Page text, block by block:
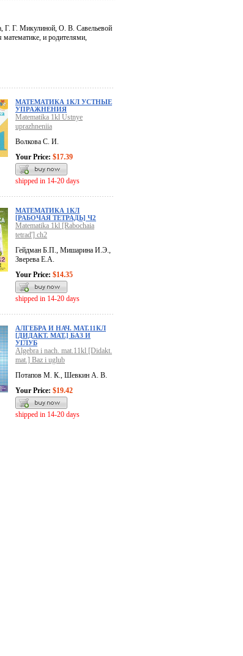
Г. Г. Микулиной, О. В. Савельевой
и родителями,
МАТЕМАТИКА 1КЛ УСТНЫЕ
УПРАЖНЕНИЯ
Matematika 1kl Ustnye
uprazhneniia
Волкова С. И.
Your Price: $17.39
shipped in 14-20 days
МАТЕМАТИКА 1КЛ
[РАБОЧАЯ ТЕТРАДЬ] Ч2
Matematika 1kl [Rabochaia
tetrad'] ch2
Гейдман Б.П., Мишарина И.Э.,
Зверева Е.А.
Your Price: $14.35
shipped in 14-20 days
АЛГЕБРА И НАЧ. МАТ.11КЛ
[ДИДАКТ. МАТ.] БАЗ И
УГЛУБ
Algebra i nach. mat.11kl [Didakt.
mat.] Baz i uglub
Потапов М. К., Шевкин А. В.
Your Price: $19.42
shipped in 14-20 days